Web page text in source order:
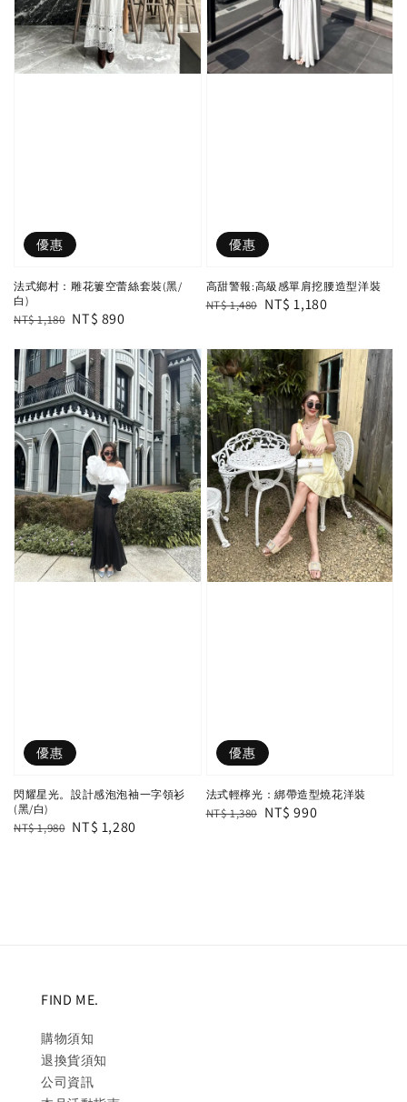
優惠
法式鄉村：雕花簍空蕾絲套裝(黑/
白)
Regular
NT$ 1,180 Sale
NT$ 890
優惠
高甜警報:高級感單肩挖腰造型洋裝
Regular
NT$ 1,480 Sale
NT$ 1,180
優惠
閃耀星光。設計感泡泡袖一字領衫
(黑/白)
Regular
NT$ 1,980 Sale
NT$ 1,280
優惠
法式輕檸光：綁帶造型燒花洋裝
Regular
NT$ 1,380 Sale
NT$ 990
FIND ME.
購物須知
退換貨須知
公司資訊